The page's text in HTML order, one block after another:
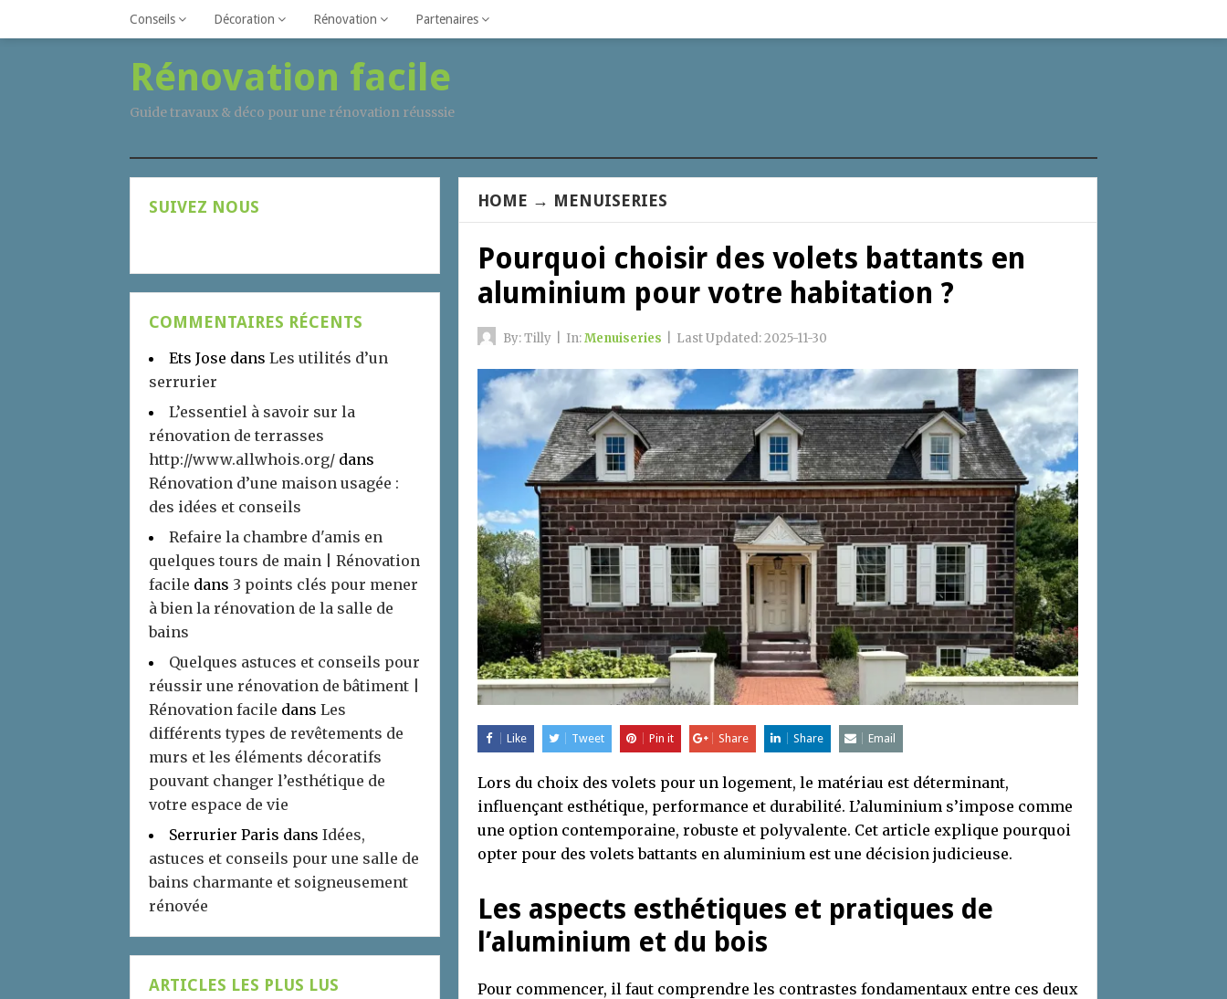
Conseils Décoration Rénovation Partenaires
Rénovation facile
Guide travaux & déco pour une rénovation réusssie
HOME → MENUISERIES
Pourquoi choisir des volets battants en
aluminium pour votre habitation ?
By:Tilly In:Menuiseries Last Updated:2025-11-30
Like Tweet Pin it Share Share Email
Lors du choix des volets pour un logement, le matériau est déterminant,
influençant esthétique, performance et durabilité. L’aluminium s’impose comme
une option contemporaine, robuste et polyvalente. Cet article explique pourquoi
opter pour des volets battants en aluminium est une décision judicieuse.
Les aspects esthétiques et pratiques de
l’aluminium et du bois
Pour commencer, il faut comprendre les contrastes fondamentaux entre ces deux
SUIVEZ NOUS
COMMENTAIRES RÉCENTS
Ets Jose dans Les utilités d’un
serrurier
L’essentiel à savoir sur la
rénovation de terrasses
http://www.allwhois.org/ dans
Rénovation d’une maison usagée :
des idées et conseils
Refaire la chambre d'amis en
quelques tours de main | Rénovation
facile dans 3 points clés pour mener
à bien la rénovation de la salle de
bains
Quelques astuces et conseils pour
réussir une rénovation de bâtiment |
Rénovation facile dans Les
différents types de revêtements de
murs et les éléments décoratifs
pouvant changer l’esthétique de
votre espace de vie
Serrurier Paris dans Idées,
astuces et conseils pour une salle de
bains charmante et soigneusement
rénovée
ARTICLES LES PLUS LUS